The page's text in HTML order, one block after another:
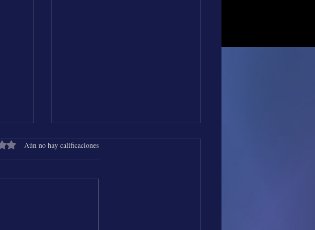
de 5 estrellas.
Aún no hay calificaciones